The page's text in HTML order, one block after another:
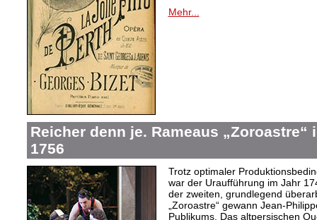
Mehr...
Reicher denn je. Rameaus „Zoroastre“
1756
Trotz optimaler
war der Uraufführung im Jahr
der zweiten, grundlegend
„Zoroastre“ gewann Jean-
Publikums. Das altpersischen